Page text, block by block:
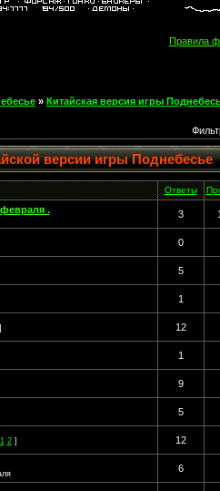
Правила
» Китайская версия игры
версии игры Поднебесье
Ответы
февраля . 3
0
5
1
12
1
9
5
1 2] 12
6